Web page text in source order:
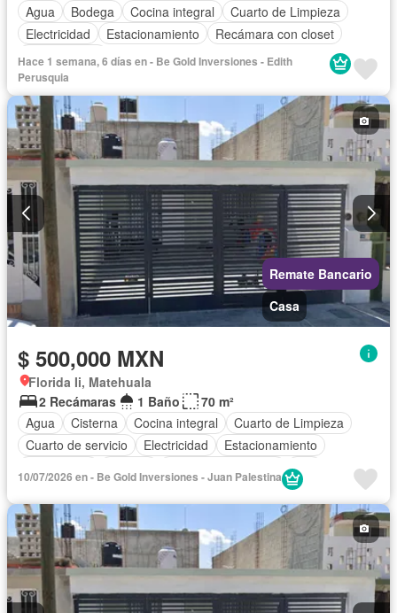
Agua
Bodega Cocina integral
Cuarto de Limpieza
Electricidad
Estacionamiento
Recámara con closet
Sin amueblar
Hace 1 semana, 6 días en - Be Gold Inversiones - Edith
Perusquia
Remate Bancario
Casa
$ 500,000 MXN
Florida Ii, Matehuala
2 Recámaras
1 Baño
70 m²
Agua
Cisterna Cocina integral
Cuarto de Limpieza
Cuarto de servicio
Electricidad
Estacionamiento
Wifi
10/07/2026 en - Be Gold Inversiones - Juan Palestina